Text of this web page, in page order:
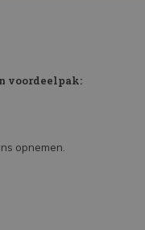
voordeelpak:
opnemen.